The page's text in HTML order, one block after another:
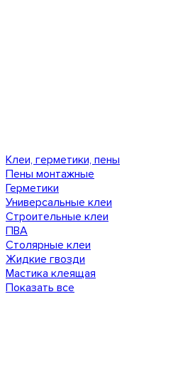
Клеи, герметики, пены
Пены монтажные
Герметики
Универсальные клеи
Строительные клеи
ПВА
Столярные клеи
Жидкие гвозди
Мастика клеящая
Показать все